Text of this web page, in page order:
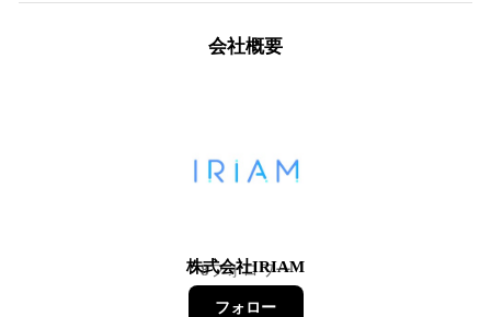
会社概要
株式会社IRIAM
8フォロワー
フォロー